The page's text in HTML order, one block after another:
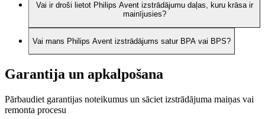
Vai ir droši lietot Philips Avent izstrādājumu daļas, kuru krāsa ir
mainījusies?
Vai mans Philips Avent izstrādājums satur BPA vai BPS?
Garantija un apkalpošana
Pārbaudiet garantijas noteikumus un sāciet izstrādājuma maiņas vai
remonta procesu